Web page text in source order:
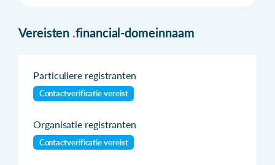
Vereisten .financial-domeinnaam
Particuliere registranten
Contactverificatie vereist
Organisatie registranten
Contactverificatie vereist